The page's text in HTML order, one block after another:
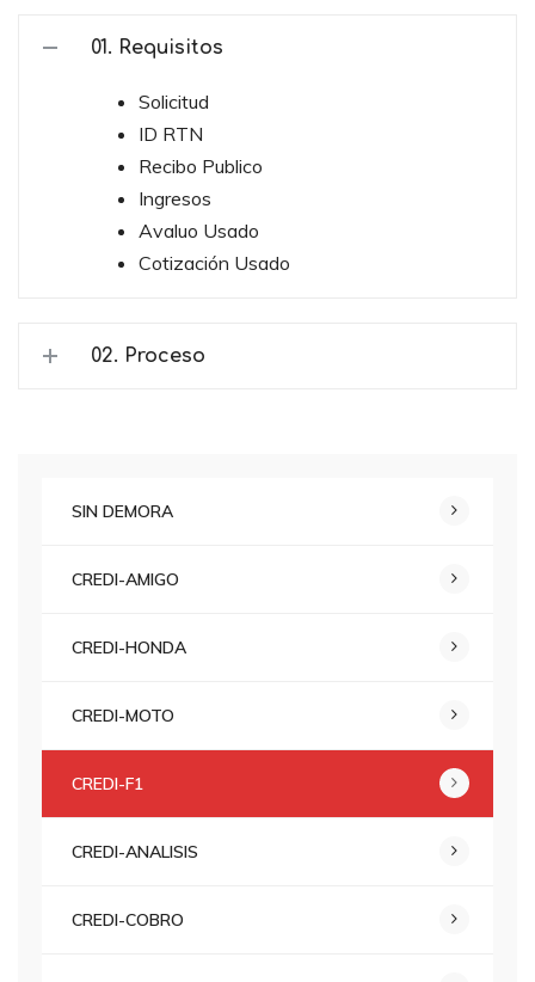
01. Requisitos
Solicitud
ID RTN
Recibo Publico
Ingresos
Avaluo Usado
Cotización Usado
02. Proceso
SIN DEMORA
CREDI-AMIGO
CREDI-HONDA
CREDI-MOTO
CREDI-F1
CREDI-ANALISIS
CREDI-COBRO